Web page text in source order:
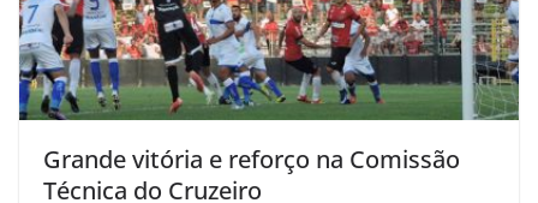
Grande vitória e reforço na Comissão
Técnica do Cruzeiro